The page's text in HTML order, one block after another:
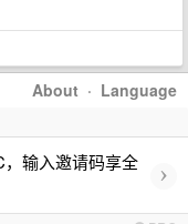
About · Language
输入邀请码享全
›